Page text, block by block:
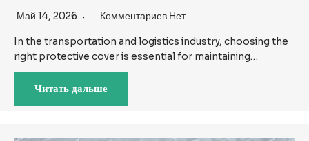
Май 14, 2026 Комментариев Нет
In the transportation and logistics industry, choosing the
right protective cover is essential for maintaining…
Читать дальше